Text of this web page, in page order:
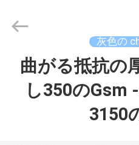
GUANGZHOU
BMPAPER
CO.,LTD.
灰色の
曲がる抵抗の
し350のGsm
3150